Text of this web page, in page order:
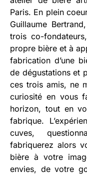
Paris. En plein
Guillaume
trois co-
propre bière et à
fabrication d’une
de dégustations et
ces trois amis, ne
curiosité en vous
horizon, tout en
fabrique.
cuves,
fabriquerez alors
bière à votre
envies, de votre